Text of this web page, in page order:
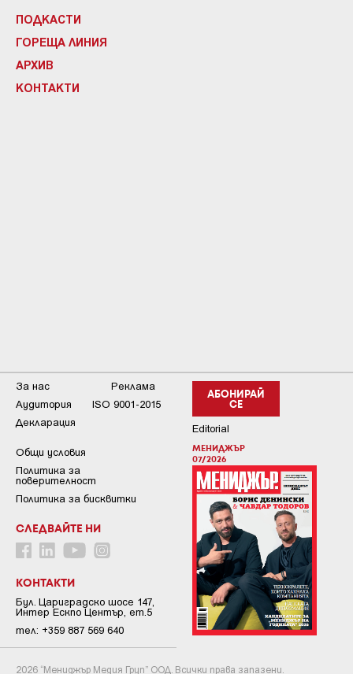
ПОДКАСТИ
ГОРЕЩА ЛИНИЯ
АРХИВ
КОНТАКТИ
АБОНИРАЙ
СЕ
Editorial
МЕНИДЖЪР
07/2026
За нас
Реклама
Аудитория
ISO 9001-2015
Декларация
Общи условия
Пoлитикa зa
пoвepитeлнocт
Политика за бисквитки
СЛЕДВАЙТЕ НИ
КОНТАКТИ
Бул. Цариградско шосе 147,
Интер Ескпо Център, ет.5
тел: +359 887 569 640
2026 “Мениджър Медия Груп” ООД. Всички права запазени.